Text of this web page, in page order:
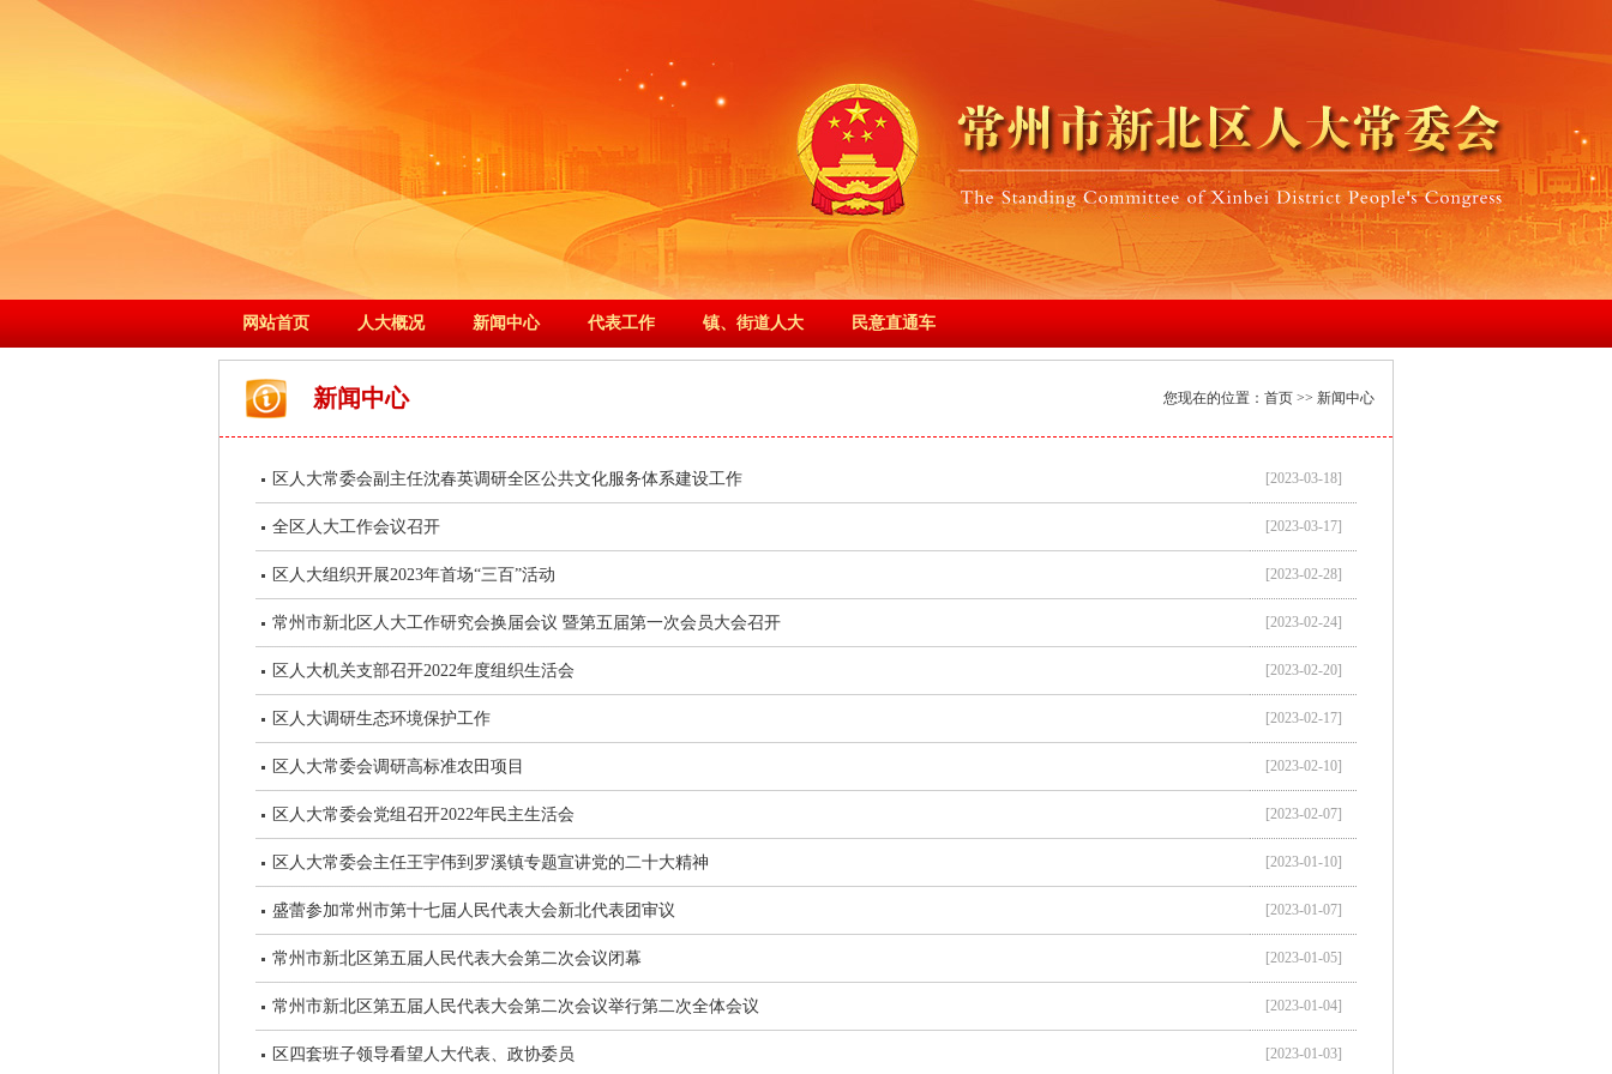
网站首页 人大概况 新闻中心 代表工作 镇、街道人大 民意直通车
新闻中心 您现在的位置： 首页 >> 新闻中心
区人大常委会副主任沈春英调研全区公共文化服务体系建设工作 [2023-03-18]
全区人大工作会议召开 [2023-03-17]
区人大组织开展2023年首场“三百”活动 [2023-02-28]
常州市新北区人大工作研究会换届会议 暨第五届第一次会员大会召开 [2023-02-24]
区人大机关支部召开2022年度组织生活会 [2023-02-20]
区人大调研生态环境保护工作 [2023-02-17]
区人大常委会调研高标准农田项目 [2023-02-10]
区人大常委会党组召开2022年民主生活会 [2023-02-07]
区人大常委会主任王宇伟到罗溪镇专题宣讲党的二十大精神 [2023-01-10]
盛蕾参加常州市第十七届人民代表大会新北代表团审议 [2023-01-07]
常州市新北区第五届人民代表大会第二次会议闭幕 [2023-01-05]
常州市新北区第五届人民代表大会第二次会议举行第二次全体会议 [2023-01-04]
区四套班子领导看望人大代表、政协委员 [2023-01-03]